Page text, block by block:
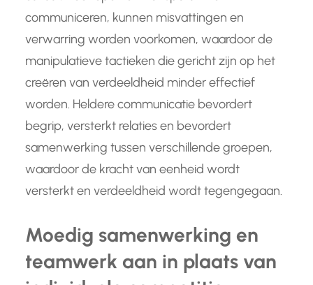
communiceren, kunnen misvattingen en
verwarring worden voorkomen, waardoor de
manipulatieve tactieken die gericht zijn op het
creëren van verdeeldheid minder effectief
worden. Heldere communicatie bevordert
begrip, versterkt relaties en bevordert
samenwerking tussen verschillende groepen,
waardoor de kracht van eenheid wordt
versterkt en verdeeldheid wordt tegengegaan.
Moedig samenwerking en
teamwerk aan in plaats van